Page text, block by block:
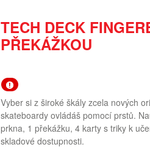
TECH DECK
PŘEKÁŽKOU
Vyber si z široké škály zcela nových
skateboardy ovládáš pomocí prstů.
prkna, 1 překážku, 4 karty s triky k
skladové dostupnosti.